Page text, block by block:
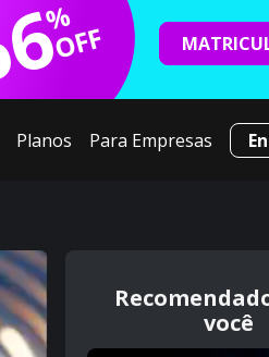
%
OFF
Planos Para Empresas
você